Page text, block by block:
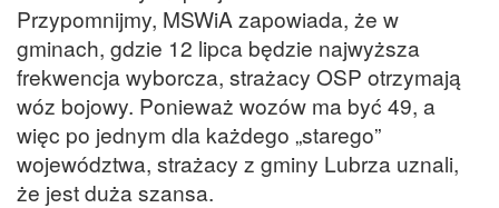
Przypomnijmy, MSWiA zapowiada, że w
gminach, gdzie 12 lipca będzie najwyższa
frekwencja wyborcza, strażacy OSP otrzymają
wóz bojowy. Ponieważ wozów ma być 49, a
więc po jednym dla każdego „starego”
województwa, strażacy z gminy Lubrza uznali,
że jest duża szansa.